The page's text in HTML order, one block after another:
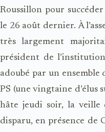
Roussillon pour
le 26 août dernier. À
très largement
président de
adoubé par un ensemble
PS (une vingtaine d’élus
hâte jeudi soir, la veille
disparu, en présence de